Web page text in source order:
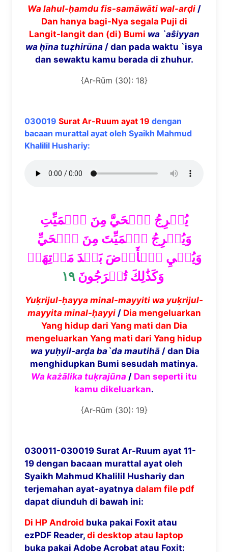
Wa lahul-ḥamdu fis-samāwāti wal-arḍi/
Dan hanya bagi-Nya segala Puji di
Langit-langit dan (di) Bumi wa `aŝiyyan
wa ḥīna tuẓhirūna / dan pada waktu `isya
dan sewaktu kamu berada di zhuhur.
{Ar-Rūm (30): 18}
030019 Surat Ar-Ruum ayat 19 dengan
bacaan murattal ayat oleh Syaikh Mahmud
Khalilil Hushariy:
يُخۡرِجُ ٱلۡحَيَّ مِنَ ٱلۡمَيِّتِ
وَيُخۡرِجُ ٱلۡمَيِّتَ مِنَ ٱلۡحَيِّ
وَيُحۡيِ ٱلۡأَرۡضَ بَعۡدَ مَوۡتِهَاۚ
وَكَذَٰلِكَ تُخۡرَجُونَ١٩
Yuḳrijul-ḥayya minal-mayyiti wa yuḳrijul-
mayyita minal-ḥayyi/ Dia mengeluarkan
Yang hidup dari Yang mati dan Dia
mengeluarkan Yang mati dari Yang hidup
wa yuḥyil-arḍa ba`da mautihā / dan Dia
menghidupkan Bumi sesudah matinya.
Wa każālika tuḳrajūna / Dan seperti itu
kamu dikeluarkan.
{Ar-Rūm (30): 19}
030011-030019 Surat Ar-Ruum ayat 11-
19 dengan bacaan murattal ayat oleh
Syaikh Mahmud Khalilil Hushariy dan
terjemahan ayat-ayatnya dalam file pdf
dapat diunduh di bawah ini:
Di HP Android buka pakai Foxit atau
ezPDF Reader, di desktop atau laptop
buka pakai Adobe Acrobat atau Foxit: